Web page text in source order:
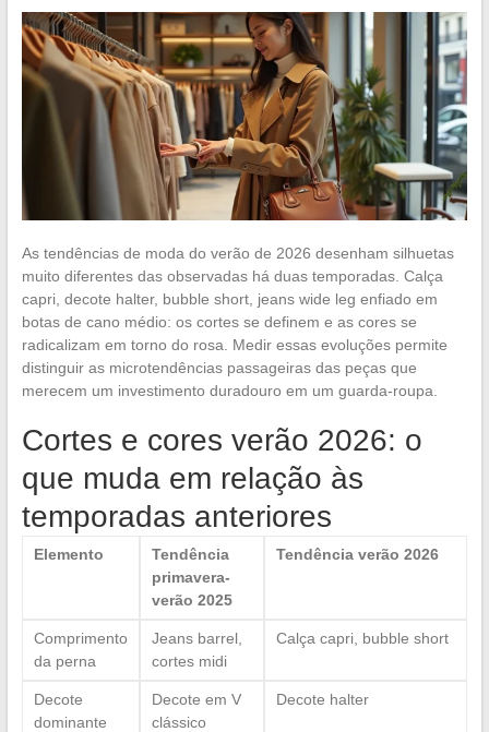
As tendências de moda do verão de 2026 desenham silhuetas
muito diferentes das observadas há duas temporadas. Calça
capri, decote halter, bubble short, jeans wide leg enfiado em
botas de cano médio: os cortes se definem e as cores se
radicalizam em torno do rosa. Medir essas evoluções permite
distinguir as microtendências passageiras das peças que
merecem um investimento duradouro em um guarda-roupa.
Cortes e cores verão 2026: o
que muda em relação às
temporadas anteriores
Elemento
Tendência
primavera-
verão 2025
Tendência verão 2026
Comprimento
da perna
Jeans barrel,
cortes midi
Calça capri, bubble short
Decote
dominante
Decote em V
clássico
Decote halter